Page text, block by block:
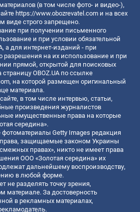
(в том числе фото- и видео-),
https://www.obozrevatel.com и на всех
виде строго запрещено.
при получении письменного
и при условии обязательной
а для интернет-изданий - при
разрешения на их использование и при
прямой, открытой для поисковых
OBOZ.UA по ссылке
, на которой размещен оригинальный
материала.
в том числе интервью, статьи,
произведения журналистов
имущественные права на которые
середина».
Getty Images редакция
защищаемые законом Украины
правах», никто не имеет права
ООО «Золотая середина» их
дальнейшему воспроизводству,
в любой форме.
не разделять точку зрения,
материале. За достоверность
в рекламных материалах,